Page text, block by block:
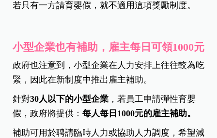
若只有一方請育嬰假，就不適用這項獎勵制度。
小型企業也有補助，雇主每日可領1000元
政府也注意到，小型企業在人力安排上往往較為吃
緊，因此在新制度中推出雇主補助。
針對30人以下的小型企業 ，若員工申請彈性育嬰
假，政府將提供：每人每日1000元的雇主補助。
補助可用於聘請臨時人力或協助人力調度，希望減